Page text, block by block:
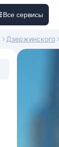
Все сервисы
Дзержинского